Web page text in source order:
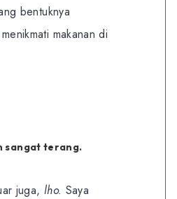
bentuknya
makanan di
sangat terang.
juga, lho. Saya